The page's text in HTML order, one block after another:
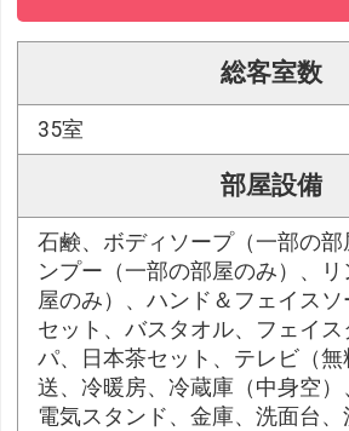
総客室数
35室
部屋設備
石鹸、ボディソープ（一部の部
ンプー（一部の部屋のみ）、
屋のみ）、ハンド＆フェイス
セット、バスタオル、フェイス
パ、日本茶セット、テレビ（
送、冷暖房、冷蔵庫（中身空）
電気スタンド、金庫、洗面台、